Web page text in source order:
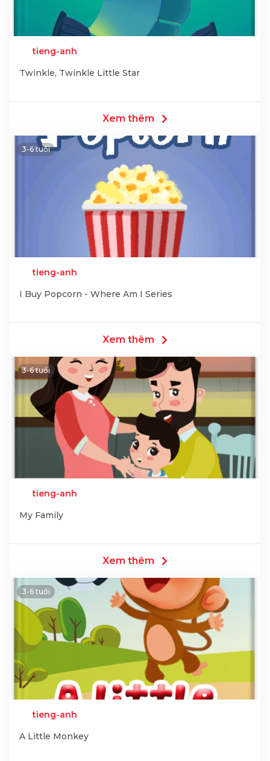
tieng-anh
Twinkle, Twinkle Little Star
Xem thêm
3-6 tuổi
tieng-anh
I Buy Popcorn - Where Am I Series
Xem thêm
3-6 tuổi
tieng-anh
My Family
Xem thêm
3-6 tuổi
tieng-anh
A Little Monkey